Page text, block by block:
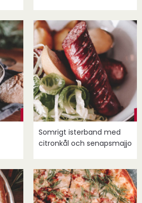
Somrigt isterband med
citronkål och senapsmajjo